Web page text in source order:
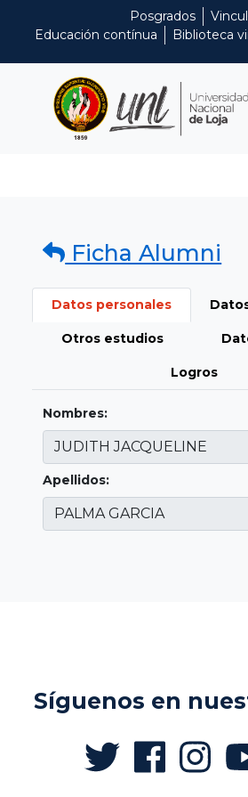
Posgrados
Educación contínua
Biblioteca
Ficha Alumni
Datos personales
Otros estudios
Logros
Nombres:
Apellidos:
Síguenos en